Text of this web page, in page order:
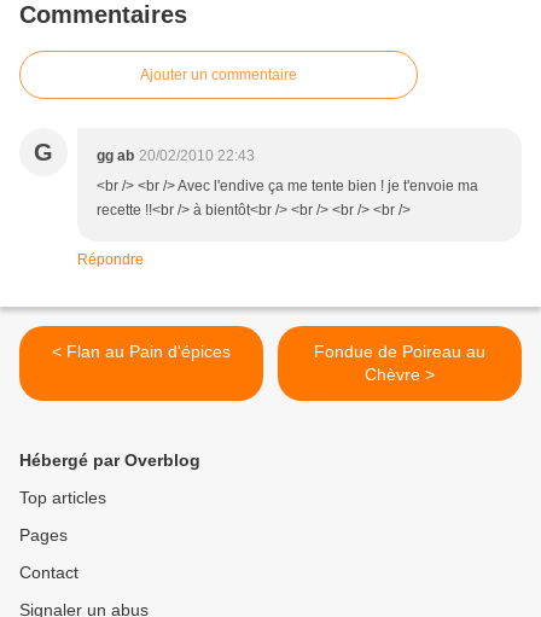
Commentaires
Ajouter un commentaire
G gg ab 20/02/2010 22:43
<br /> <br /> Avec l'endive ça me tente bien ! je t'envoie ma
recette !!<br /> à bientôt<br /> <br /> <br /> <br />
Répondre
< Flan au Pain d'épices
Fondue de Poireau au
Chèvre >
Hébergé par Overblog
Top articles
Pages
Contact
Signaler un abus